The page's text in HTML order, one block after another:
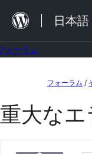
を
プ
日本語
ォーラム
テ
フォーラム /
重大な